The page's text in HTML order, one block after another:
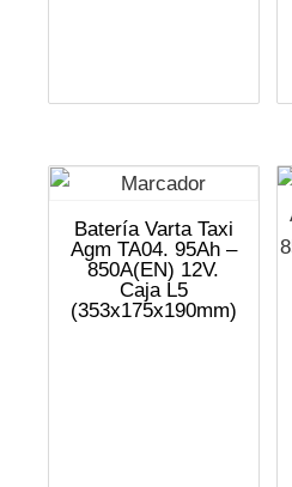
Batería Varta Taxi
Agm TA04. 95Ah –
850A(EN) 12V.
Caja L5
(353x175x190mm)